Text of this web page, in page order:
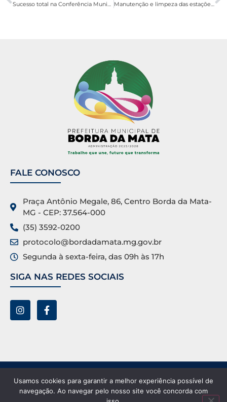
Sucesso total na Conferência Municipal de Saúde do Trabalhador Manutenção e limpeza das estações da Via Sacra e Mirante do Santo Cruzeiro
FALE CONOSCO
Praça Antônio Megale, 86, Centro Borda da Mata-
MG - CEP: 37.564-000
(35) 3592-0200
protocolo@bordadamata.mg.gov.br
Segunda à sexta-feira, das 09h às 17h
SIGA NAS REDES SOCIAIS
Prefeitura Municipal de Borda da Mata ©. Todos os
direitos reservados.
Usamos cookies para garantir a melhor experiência possível de
navegação. Ao navegar pelo nosso site você concorda com